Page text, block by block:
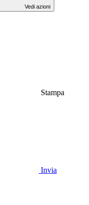
Vedi azioni
Stampa
Invia